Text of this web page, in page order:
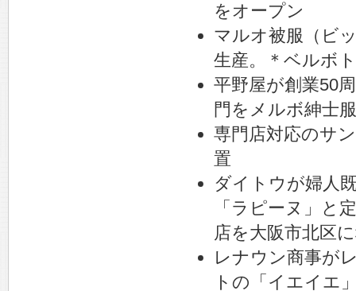
をオープン
マルオ被服（ビ
生産。＊ベルボ
平野屋が創業50
門をメルボ紳士
専門店対応のサ
置
ダイトウが婦人
「ラピーヌ」と
店を大阪市北区
レナウン商事が
トの「イエイエ